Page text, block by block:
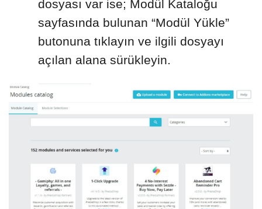
dosyası var ise; Modül Kataloğu
sayfasında bulunan “Modül Yükle”
butonuna tıklayın ve ilgili dosyayı
açılan alana sürükleyin.